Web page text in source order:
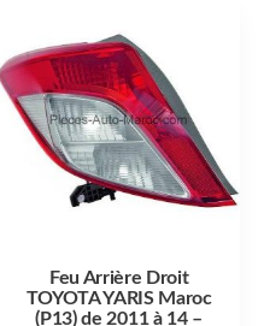
Feu Arrière Droit
TOYOTA YARIS Maroc
(P13) de 2011 à 14 –